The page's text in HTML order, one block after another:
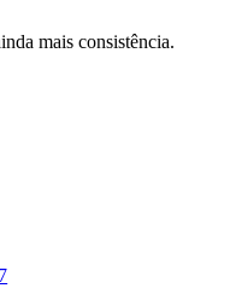
mais consistência.